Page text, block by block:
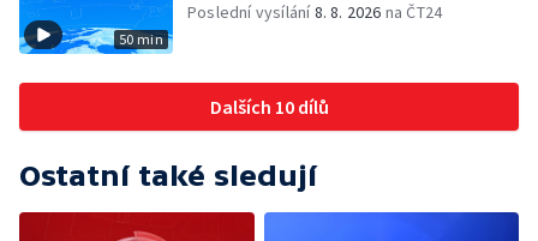
50 min
Poslední vysílání8. 8. 2026 na ČT24
Dalších 10 dílů
Ostatní také sledují